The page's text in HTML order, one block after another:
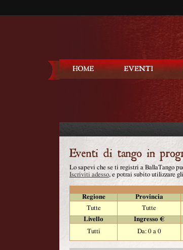
Lo sapevi che se ti registri a BallaTango
Iscriviti adesso, e potrai subito utilizzare
Regione
Provincia
Tutte
Tutte
Livello
Ingresso €
Tutti
Da: 0 a 0